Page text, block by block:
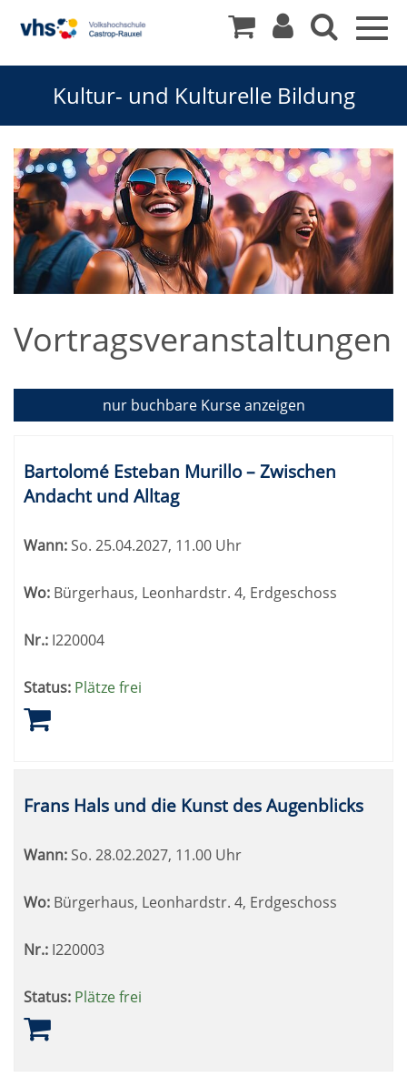
Kultur- und Kulturelle Bildung
Vortragsveranstaltungen
nur buchbareKurse anzeigen
Tabellenüberschriften
können
sortiert
Bartolomé Esteban Murillo – Zwischen
Andacht und Alltag
Wann:So. 25.04.2027, 11.00 Uhr
Wo: Bürgerhaus, Leonhardstr. 4, Erdgeschoss
Nr.: I220004
Status: Plätze frei
Frans Hals und die Kunst des Augenblicks
Wann: So. 28.02.2027, 11.00 Uhr
Wo: Bürgerhaus, Leonhardstr. 4, Erdgeschoss
Nr.: I220003
Status: Plätze frei